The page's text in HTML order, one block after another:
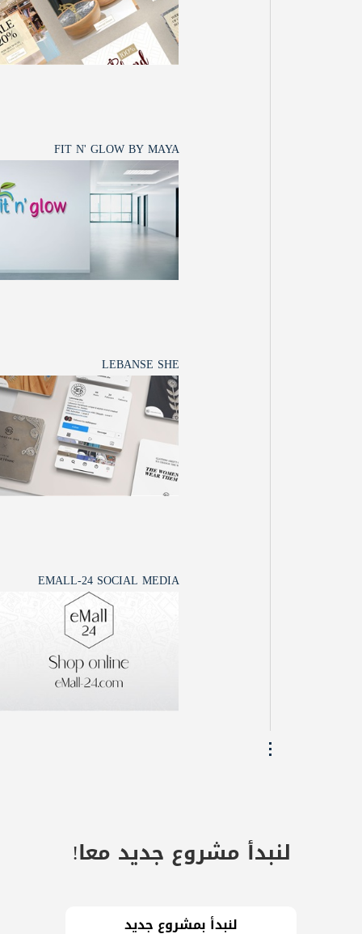
FIT N' GLOW BY MAYA
LEBANSE SHE
EMALL-24 SOCIAL MEDIA
لنبدأ مشروع جديد معا!